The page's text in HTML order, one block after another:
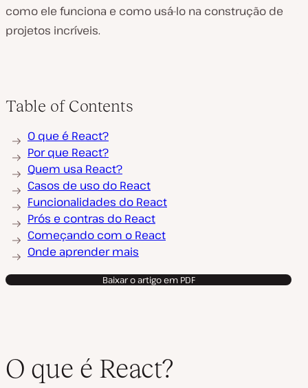
como ele funciona e como usá-lo na construção de
projetos incríveis.
Table of Contents
O que é React?
Por que React?
Quem usa React?
Casos de uso do React
Funcionalidades do React
Prós e contras do React
Começando com o React
Onde aprender mais
Baixar o artigo em PDF
O que é React?